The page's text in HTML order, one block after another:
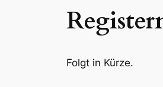
Folgt in Kürze.